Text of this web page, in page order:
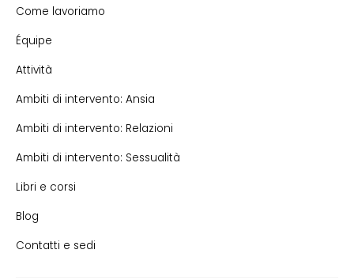
Come lavoriamo
Équipe
Attività
Ambiti di intervento: Ansia
Ambiti di intervento: Relazioni
Ambiti di intervento: Sessualità
Libri e corsi
Blog
Contatti e sedi